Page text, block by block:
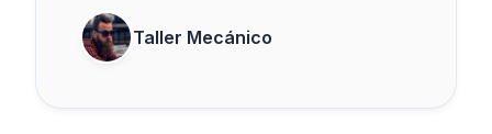
Taller Mecánico